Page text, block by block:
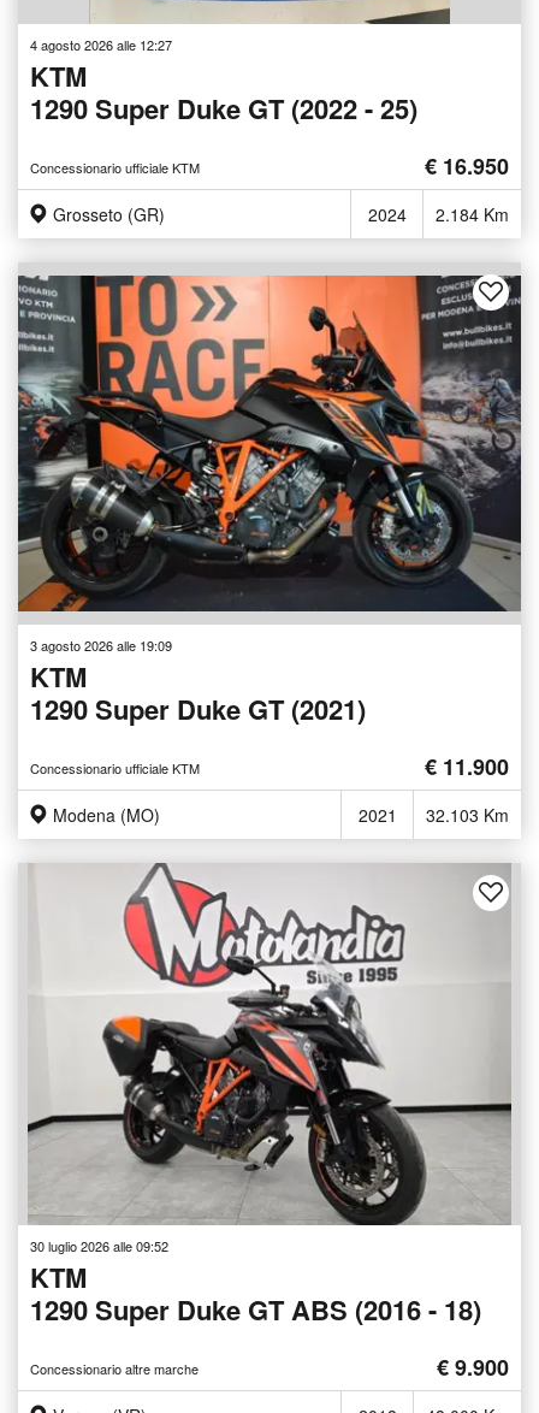
4 agosto 2026 alle 12:27
KTM
1290 Super Duke GT (2022 - 25)
Concessionario ufficiale KTM € 16.950
Grosseto (GR) 2024 2.184 Km
3 agosto 2026 alle 19:09
KTM
1290 Super Duke GT (2021)
Concessionario ufficiale KTM € 11.900
Modena (MO) 2021 32.103 Km
30 luglio 2026 alle 09:52
KTM
1290 Super Duke GT ABS (2016 - 18)
Concessionario altre marche € 9.900